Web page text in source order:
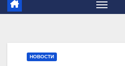
НОВОСТИ